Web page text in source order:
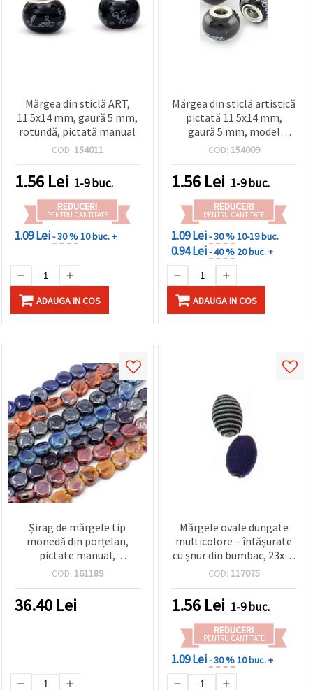
Mărgea din sticlă ART,
11.5x14 mm, gaură 5 mm,
rotundă, pictată manual
COD: 154011
1.56 Lei 1-9 buc.
REDUCERI
PENTRU CANTITATE
1.09 Lei- 30 %10 buc. +
ADAUGA IN COS
Mărgea din sticlă artistică
pictată 11.5x14 mm,
gaură 5 mm, model
colorat, pentru
COD: 154009
1.56 Lei 1-9 buc.
REDUCERI
PENTRU CANTITATE
1.09 Lei- 30 %10-19 buc.
0.94 Lei- 40 % 20 buc. +
ADAUGA IN COS
Șirag de mărgele tip
monedă din porțelan,
pictate manual,
15~17x16~17x7 mm, gaură
mixte, ~25 buc.
COD: 161189
36.40 Lei
Mărgele ovale dungate
multicolore – înfășurate
cu șnur din bumbac, 23x16
mm, gaură 4 mm, Mix
COD: 117075
1.56 Lei 1-9 buc.
REDUCERI
PENTRU CANTITATE
1.09 Lei- 30 %10 buc. +